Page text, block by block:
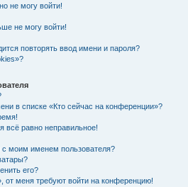
не могу войти!
не могу войти!
повторять ввод имени и пароля?
в списке «Кто сейчас на конференции»?
всё равно неправильное!
моим именем пользователя?
его?
от меня требуют войти на конференцию!